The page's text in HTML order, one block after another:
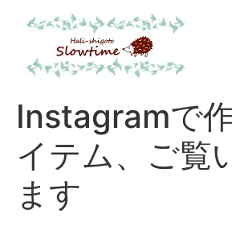
Instagramで
イテム、ご覧
ます